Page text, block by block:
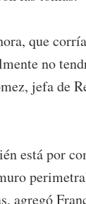
que
no
jefa de
está por
agregó